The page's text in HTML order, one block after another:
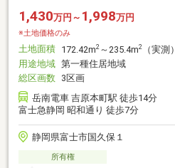
1,430万円～ 1,998万円
※土地価格のみ
土地面積 172.42m2 ～235.4m2
（実測）
用途地域 第一種住居地域
総区画数 3区画
岳南電車 吉原本町駅 徒歩14分
富士急静岡 昭和通り 徒歩7分
静岡県富士市国久保１
所有権